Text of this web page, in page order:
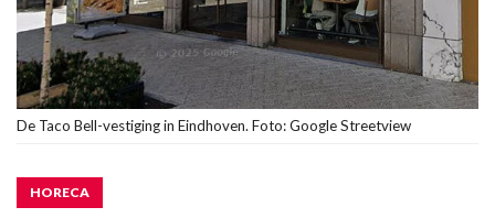
De Taco Bell-vestiging in Eindhoven. Foto: Google Streetview
HORECA